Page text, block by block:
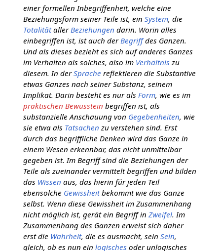
einer formellen Inbegriffenheit, welche eine
Beziehungsform seiner Teile ist, ein System, die
Totalitätaller Beziehungen darin. Worin alles
einbegriffen ist, ist auch der Begriffdes Ganzen.
Und als dieses bezieht es sich auf anderes Ganzes
im Verhalten als solches, also im Verhältnis zu
diesem. In derSprache reflektieren die Substantive
etwas Ganzes nach seiner Substanz, seinem
Implikat. Darin besteht es nur als Form, wie es im
praktischen Bewusstein begriffen ist, als
substanzielle Anschauung von Gegebenheiten, wie
sie etwa als Tatsachen zu verstehen sind. Erst
durch das begriffliche Denken wird das Ganze in
einem Wesen erkennbar, das nicht unmittelbar
gegeben ist. Im Begriff sind die Beziehungen der
Teile als zueinander vermittelt begriffen und bilden
das Wissen aus, das hierin für jeden Teil
ebensolche Gewissheitbekommt wie das Ganze
selbst. Wenn diese Gewissheit im Zusammenhang
nicht möglich ist, gerät ein Begriff in Zweifel. Im
Zusammenhang des Ganzen erweist sich daher
erst die Wahrheit, die es ausmacht, sein Sein,
gleich, ob es nun ein logisches oder unlogisches